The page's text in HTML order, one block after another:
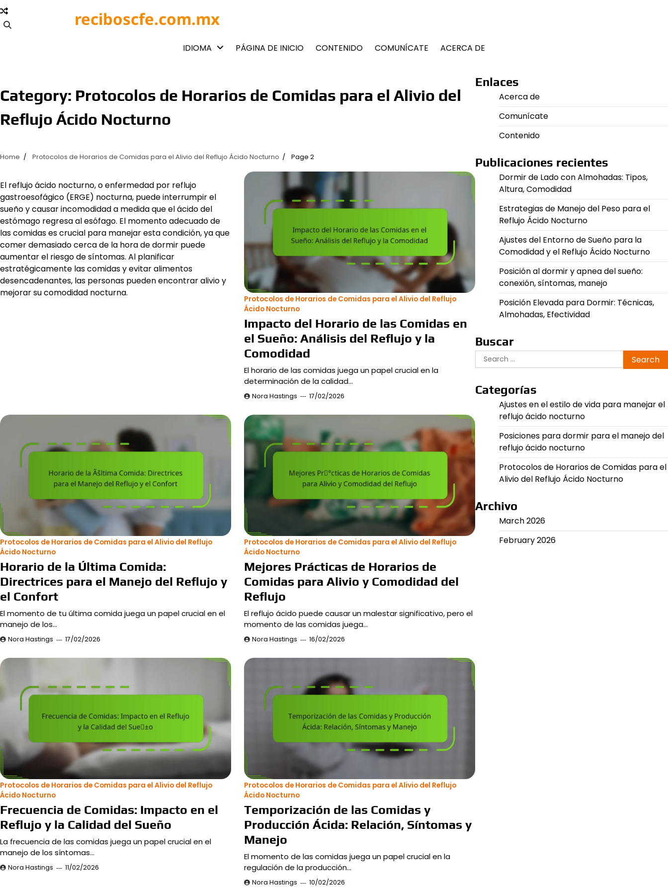
Skip
to
content
reciboscfe.com.mx
IDIOMA PÁGINA DE INICIO CONTENIDO COMUNÍCATE ACERCA DE
Category: Protocolos de Horarios de Comidas para el Alivio del
Reflujo Ácido Nocturno
Home Protocolos de Horarios de Comidas para el Alivio del Reflujo Ácido Nocturno Page 2
El reflujo ácido nocturno, o enfermedad por reflujo
gastroesofágico (ERGE) nocturna, puede interrumpir el
sueño y causar incomodidad a medida que el ácido del
estómago regresa al esófago. El momento adecuado de
las comidas es crucial para manejar esta condición, ya que
comer demasiado cerca de la hora de dormir puede
aumentar el riesgo de síntomas. Al planificar
estratégicamente las comidas y evitar alimentos
desencadenantes, las personas pueden encontrar alivio y
mejorar su comodidad nocturna.
Protocolos de Horarios de Comidas para el Alivio del Reflujo
Ácido Nocturno
Impacto del Horario de las Comidas en
el Sueño: Análisis del Reflujo y la
Comodidad
El horario de las comidas juega un papel crucial en la
determinación de la calidad…
Nora Hastings 17/02/2026
Protocolos de Horarios de Comidas para el Alivio del Reflujo
Ácido Nocturno
Horario de la Última Comida:
Directrices para el Manejo del Reflujo y
el Confort
El momento de tu última comida juega un papel crucial en el
manejo de los…
Nora Hastings 17/02/2026
Protocolos de Horarios de Comidas para el Alivio del Reflujo
Ácido Nocturno
Mejores Prácticas de Horarios de
Comidas para Alivio y Comodidad del
Reflujo
El reflujo ácido puede causar un malestar significativo, pero el
momento de las comidas juega…
Nora Hastings 16/02/2026
Protocolos de Horarios de Comidas para el Alivio del Reflujo
Ácido Nocturno
Frecuencia de Comidas: Impacto en el
Reflujo y la Calidad del Sueño
La frecuencia de las comidas juega un papel crucial en el
manejo de los síntomas…
Nora Hastings 11/02/2026
Protocolos de Horarios de Comidas para el Alivio del Reflujo
Ácido Nocturno
Temporización de las Comidas y
Producción Ácida: Relación, Síntomas y
Manejo
El momento de las comidas juega un papel crucial en la
regulación de la producción…
Nora Hastings 10/02/2026
Enlaces
Acerca de
Comunícate
Contenido
Publicaciones recientes
Dormir de Lado con Almohadas: Tipos,
Altura, Comodidad
Estrategias de Manejo del Peso para el
Reflujo Ácido Nocturno
Ajustes del Entorno de Sueño para la
Comodidad y el Reflujo Ácido Nocturno
Posición al dormir y apnea del sueño:
conexión, síntomas, manejo
Posición Elevada para Dormir: Técnicas,
Almohadas, Efectividad
Buscar
Search
for:
Categorías
Ajustes en el estilo de vida para manejar el
reflujo ácido nocturno
Posiciones para dormir para el manejo del
reflujo ácido nocturno
Protocolos de Horarios de Comidas para el
Alivio del Reflujo Ácido Nocturno
Archivo
March 2026
February 2026